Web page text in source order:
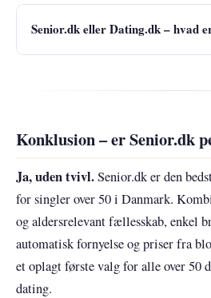
Senior.dk eller Dating.dk – hvad
Konklusion – er Senior.dk
Ja, uden tvivl.Senior.dk er den
for singler over 50 i Danmark.
og aldersrelevant fællesskab, enkel
automatisk fornyelse og priser fra
et oplagt første valg for alle over 50
dating.